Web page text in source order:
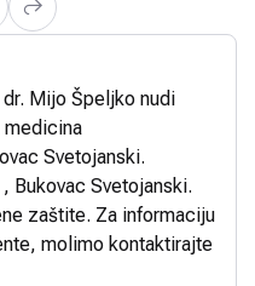
Mijo Špeljko nudi
medicina
Svetojanski.
Bukovac Svetojanski.
zaštite. Za informaciju
molimo kontaktirajte